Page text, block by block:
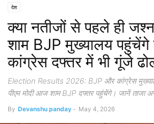
देश
क्या नतीजों से पहले ही
शाम BJP मुख्यालय पहुंचेंगे
कांग्रेस दफ्तर में भी गूंजे
Election Results 2026: BJP और कांग्रेस
पीएम मोदी आज शाम BJP दफ्तर पहुंचेंगे। जानें ताजा
By Devanshu panday - May 4, 2026